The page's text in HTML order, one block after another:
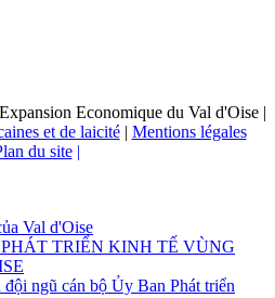
Economique du Val d'Oise |
et de laicité| Mentions légales
du site |
Val d'Oise
TRIỂN KINH TẾ VÙNG
đội ngũ cán bộ Ủy Ban Phát triển